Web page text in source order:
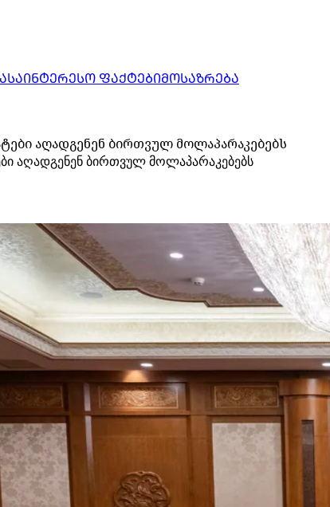
ᲡᲐᲘᲜᲢᲔᲠᲔᲡᲝ ᲤᲐᲥᲢᲔᲑᲘᲛᲝᲡᲐᲖᲠᲔᲑᲐ
აღადგენენ ბირთვულ მოლაპარაკებებს
აღადგენენ ბირთვულ მოლაპარაკებებს